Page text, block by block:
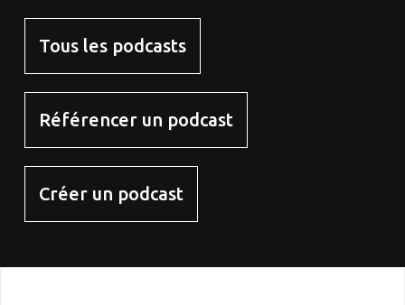
Tous les podcasts
Référencer un podcast
Créer un podcast